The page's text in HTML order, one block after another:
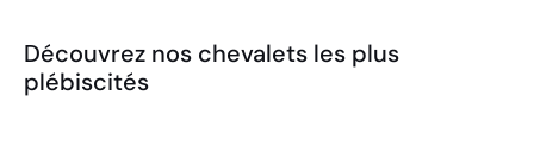
Découvrez nos chevalets les plus
plébiscités